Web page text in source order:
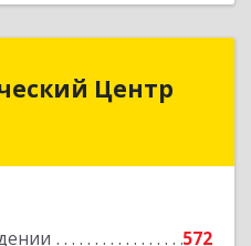
Центр
572
Центр
край, Владивосток г,